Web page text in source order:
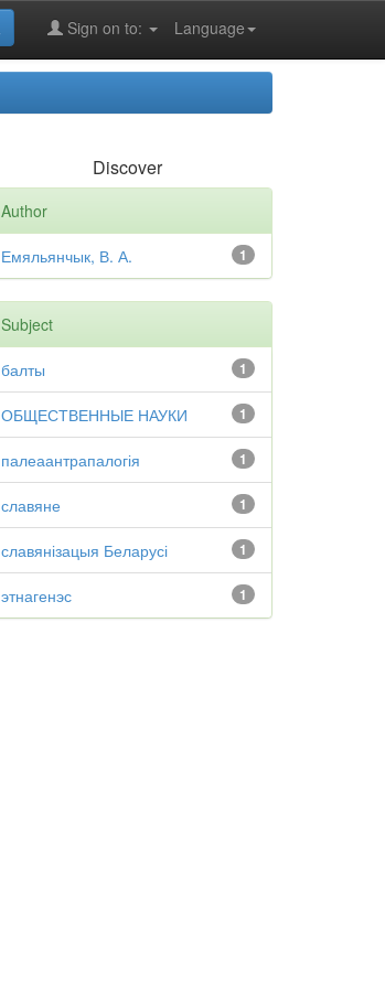
Language
Sign on to:
Discover
Author
1
Емяльянчык, В. А.
Subject
1
балты
1
ОБЩЕСТВЕННЫЕ НАУКИ
1
палеаантрапалогія
1
славяне
1
славянізацыя Беларусі
1
этнагенэс